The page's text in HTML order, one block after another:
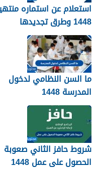
استعلام عن استماره
1448 وطرق تجديدها
ما السن النظامي لدخول
المدرسة 1448
شروط حافز الثاني صعوبة
الحصول على عمل 1448